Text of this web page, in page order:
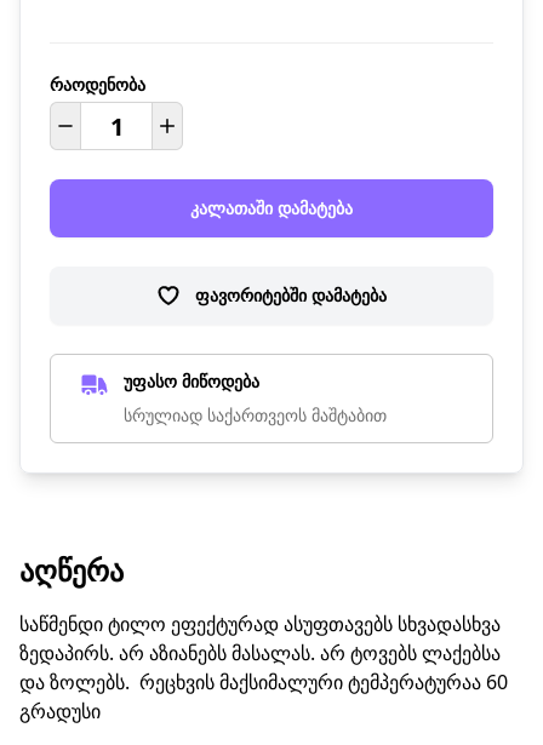
რაოდენობა
კალათაში დამატება
ფავორიტებში დამატება
უფასო მიწოდება
სრულიად საქართვეოს მაშტაბით
ᲐᲦᲬᲔᲠᲐ
საწმენდი ტილო ეფექტურად ასუფთავებს სხვადასხვა
ზედაპირს. არ აზიანებს მასალას. არ ტოვებს ლაქებსა
და ზოლებს. რეცხვის მაქსიმალური ტემპერატურაა 60
გრადუსი